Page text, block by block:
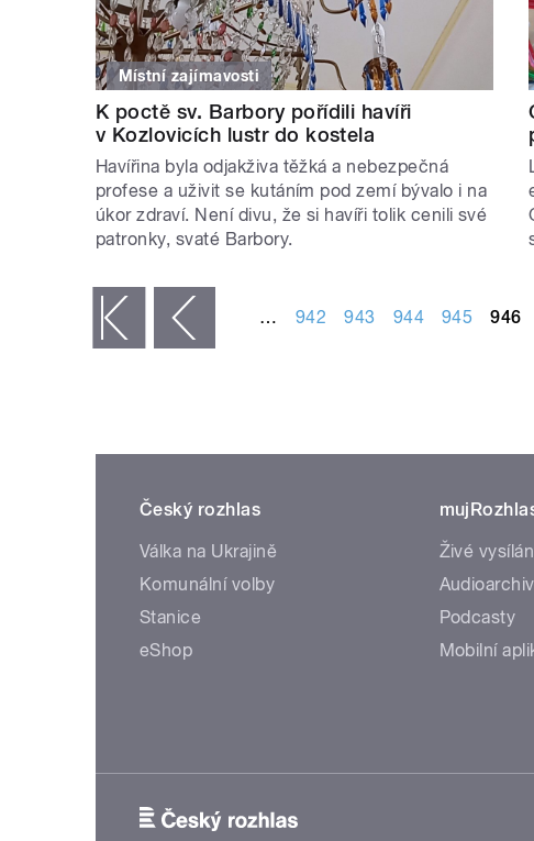
Místní zajímavosti
K poctě sv. Barbory pořídili havíři
v Kozlovicích lustr do kostela
Havířina byla odjakživa těžká a nebezpečná
profese a uživit se kutáním pod zemí bývalo i na
úkor zdraví. Není divu, že si havíři tolik cenili své
patronky, svaté Barbory.
‹ předchozí … 942 943 944 945 946
Český rozhlas
Válka na Ukrajině
Komunální volby
Stanice
eShop
Živé
Audioarchiv
Podcasty
Mobilní